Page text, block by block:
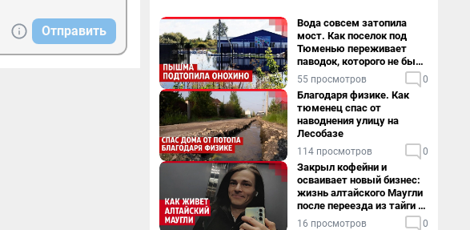
Отправить
Вода совсем затопила
мост. Как поселок под
Тюменью переживает
паводок, которого не было
в его истории — репортаж
55 просмотров 0
Благодаря физике. Как
тюменец спас от
наводнения улицу на
Лесобазе
114 просмотров 0
Закрыл кофейни и
осваивает новый бизнес:
жизнь алтайского Маугли
после переезда из тайги в
столицу
16 просмотров 0